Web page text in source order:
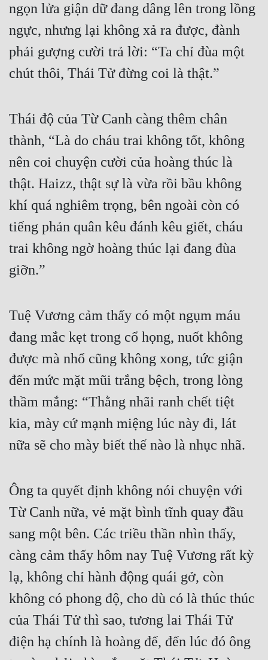
ngọn lửa giận dữ đang dâng lên trong lồng
ngực, nhưng lại không xả ra được, đành
phải gượng cười trả lời: “Ta chỉ đùa một
chút thôi, Thái Tử đừng coi là thật.”
Thái độ của Từ Canh càng thêm chân
thành, “Là do cháu trai không tốt, không
nên coi chuyện cười của hoàng thúc là
thật. Haizz, thật sự là vừa rồi bầu không
khí quá nghiêm trọng, bên ngoài còn có
tiếng phản quân kêu đánh kêu giết, cháu
trai không ngờ hoàng thúc lại đang đùa
giỡn.”
Tuệ Vương cảm thấy có một ngụm máu
đang mắc kẹt trong cổ họng, nuốt không
được mà nhổ cũng không xong, tức giận
đến mức mặt mũi trắng bệch, trong lòng
thầm mắng: “Thằng nhãi ranh chết tiệt
kia, mày cứ mạnh miệng lúc này đi, lát
nữa sẽ cho mày biết thế nào là nhục nhã.
Ông ta quyết định không nói chuyện với
Từ Canh nữa, vẻ mặt bình tĩnh quay đầu
sang một bên. Các triều thần nhìn thấy,
càng cảm thấy hôm nay Tuệ Vương rất kỳ
lạ, không chỉ hành động quái gở, còn
không có phong độ, cho dù có là thúc thúc
của Thái Tử thì sao, tương lai Thái Tử
điện hạ chính là hoàng đế, đến lúc đó ông